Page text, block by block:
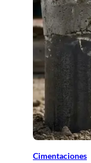
Cimentaciones